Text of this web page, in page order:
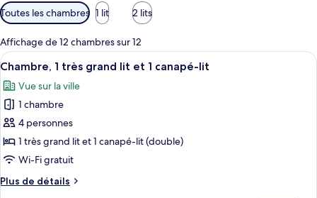
Filtres
disponibles
pour
les
chambres
Toutes les chambres 1 lit 2 lits
Affichage de 12 chambres sur 12
Afficher
toutes
les
photos
pour
ce
type
chambre :
Une chambre d’hôtel avec un lit,
3
Chambre, 1 très grand lit et 1 canapé-lit
Vue sur la ville
1 chambre
4 personnes
1 très grand lit et 1 canapé-lit (double)
Wi-Fi gratuit
Plus de détails
Plus